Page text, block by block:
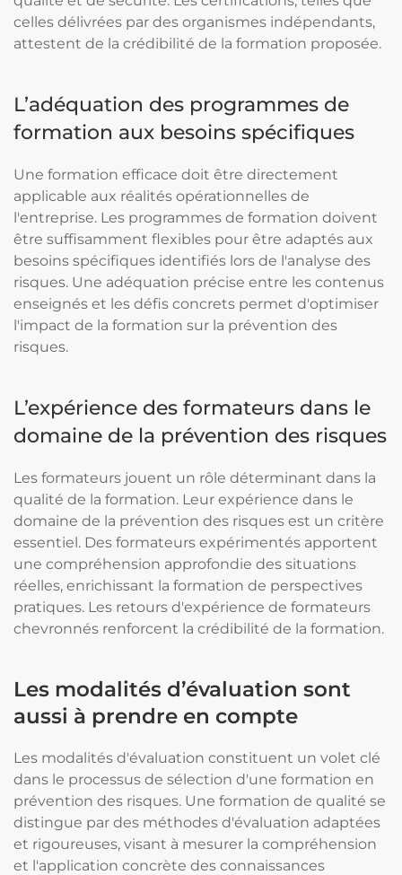
celles délivrées par des organismes indépendants,
attestent de la crédibilité de la formation proposée.
L’adéquation des programmes de
formation aux besoins spécifiques
Une formation efficace doit être directement
applicable aux réalités opérationnelles de
l'entreprise. Les programmes de formation doivent
être suffisamment flexibles pour être adaptés aux
besoins spécifiques identifiés lors de l'analyse des
risques. Une adéquation précise entre les contenus
enseignés et les défis concrets permet d'optimiser
l'impact de la formation sur la prévention des
risques.
L’expérience des formateurs dans le
domaine de la prévention des risques
Les formateurs jouent un rôle déterminant dans la
qualité de la formation. Leur expérience dans le
domaine de la prévention des risques est un critère
essentiel. Des formateurs expérimentés apportent
une compréhension approfondie des situations
réelles, enrichissant la formation de perspectives
pratiques. Les retours d'expérience de formateurs
chevronnés renforcent la crédibilité de la formation.
Les modalités d’évaluation sont
aussi à prendre en compte
Les modalités d'évaluation constituent un volet clé
dans le processus de sélection d'une formation en
prévention des risques. Une formation de qualité se
distingue par des méthodes d'évaluation adaptées
et rigoureuses, visant à mesurer la compréhension
et l'application concrète des connaissances